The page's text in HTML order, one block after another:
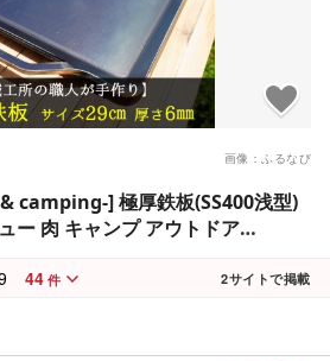
画像：ふるなび
camping-] 極厚鉄板(SS400浅型)
ー 肉 キャンプ アウトドア
44 件 2サイトで掲載